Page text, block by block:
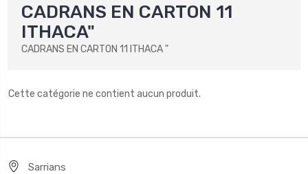
CADRANS EN CARTON 11
ITHACA"
CADRANS EN CARTON 11 ITHACA "
Cette catégorie ne contient aucun produit.
Sarrians